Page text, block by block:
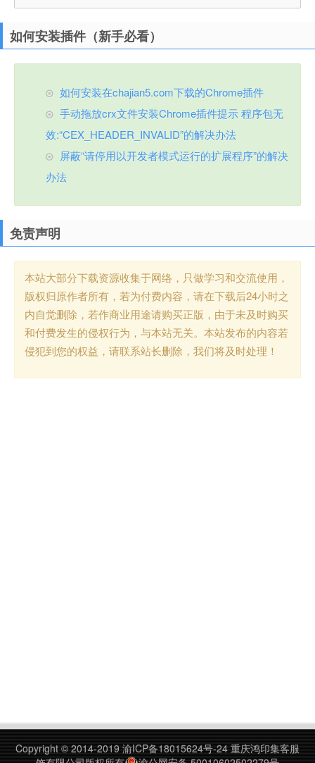
如何安装插件（新手必看）
如何安装在chajian5.com下载的Chrome插件
手动拖放crx文件安装Chrome插件提示 程序包无
效:“CEX_HEADER_INVALID”的解决办法
屏蔽“请停用以开发者模式运行的扩展程序”的解决
办法
免责声明
本站大部分下载资源收集于网络，只做学习和交流使用，
版权归原作者所有，若为付费内容，请在下载后24小时之
内自觉删除，若作商业用途请购买正版，由于未及时购买
和付费发生的侵权行为，与本站无关。本站发布的内容若
侵犯到您的权益，请联系站长删除，我们将及时处理！
Copyright © 2014-2019 渝ICP备18015624号-24 重庆鸿印集客服